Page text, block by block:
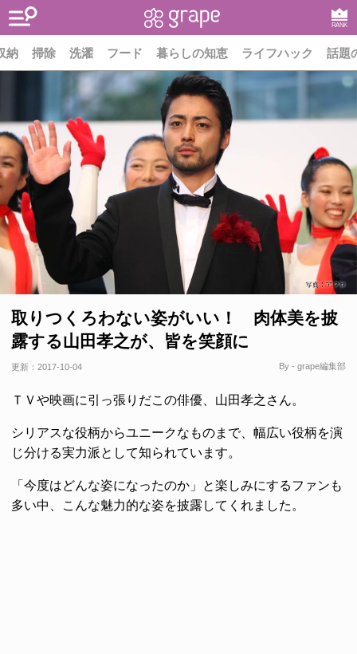
RANK
納 掃除 洗濯 フード 暮らしの知恵 ライフハック 話題
取りつくろわない姿がいい！ 肉体美を披
露する山田孝之が、皆を笑顔に
更新： 2017-10-04 By - grape編集部
ＴＶや映画に引っ張りだこの俳優、山田孝之さん。
シリアスな役柄からユニークなものまで、幅広い役柄を演
じ分ける実力派として知られています。
「今度はどんな姿になったのか」と楽しみにするファンも
多い中、こんな魅力的な姿を披露してくれました。